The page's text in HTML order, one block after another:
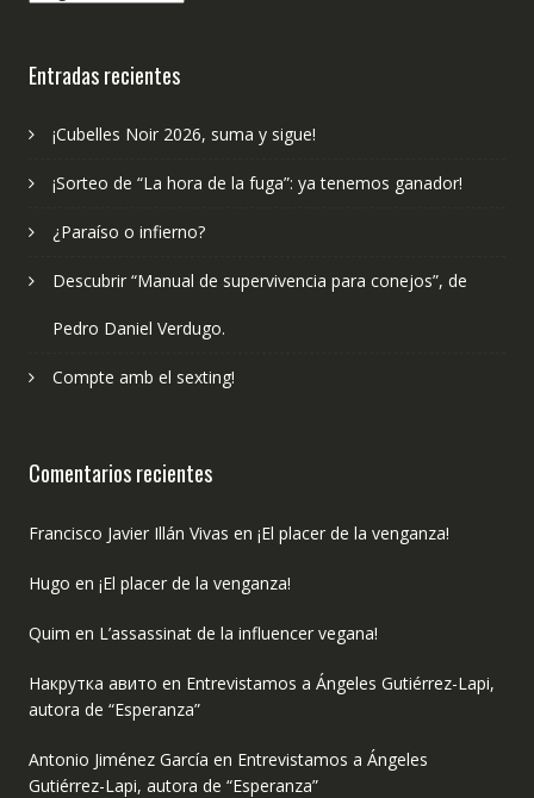
Entradas recientes
¡Cubelles Noir 2026, suma y sigue!
¡Sorteo de “La hora de la fuga”: ya tenemos ganador!
¿Paraíso o infierno?
Descubrir “Manual de supervivencia para conejos”, de
Pedro Daniel Verdugo.
Compte amb el sexting!
Comentarios recientes
Francisco Javier Illán Vivas en ¡El placer de la venganza!
Hugo en ¡El placer de la venganza!
Quim en L’assassinat de la influencer vegana!
Накрутка авито en Entrevistamos a Ángeles Gutiérrez-Lapi,
autora de “Esperanza”
Antonio Jiménez García en Entrevistamos a Ángeles
Gutiérrez-Lapi, autora de “Esperanza”